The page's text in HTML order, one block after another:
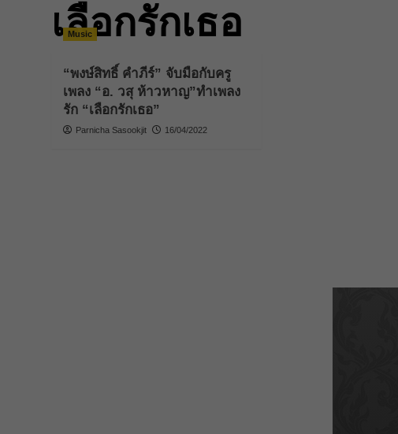
เลือกรักเธอ
Music
“พงษ์สิทธิ์ คำภีร์” จับมือกับครู
เพลง “อ. วสุ ห้าวหาญ”ทำเพลง
รัก “เลือกรักเธอ”
Parnicha Sasookjit 16/04/2022